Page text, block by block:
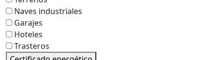
Naves industriales
Garajes
Hoteles
Trasteros